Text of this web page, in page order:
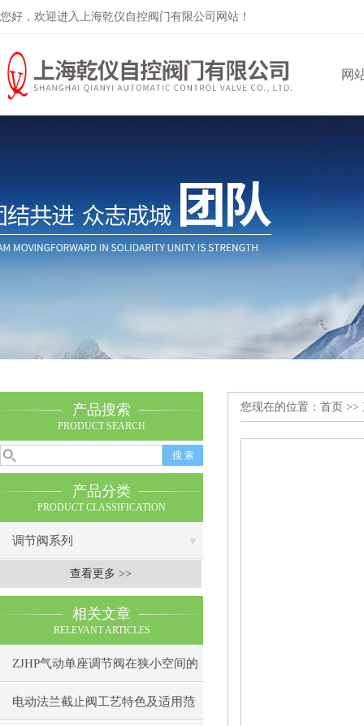
您好，欢迎进入上海乾仪自控阀门有限公司网站！
网
产品搜索
PRODUCT SEARCH
产品分类
PRODUCT CLASSIFICATION
调节阀系列
查看更多 >>
相关文章
RELEVANT ARTICLES
ZJHP气动单座调节阀在狭小空间的
安装技巧
电动法兰截止阀工艺特色及适用范
您现在的位置： 首页 >>